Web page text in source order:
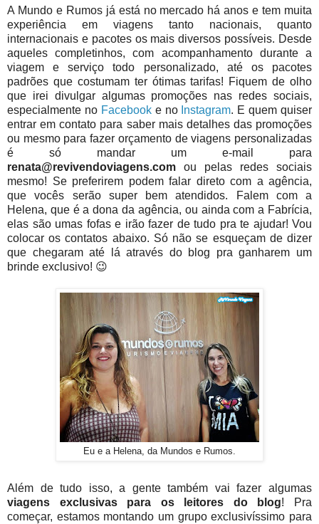
A Mundo e Rumos já está no mercado há anos e tem muita
experiência em viagens tanto nacionais, quanto
internacionais e pacotes os mais diversos possíveis. Desde
aqueles completinhos, com acompanhamento durante a
viagem e serviço todo personalizado, até os pacotes
padrões que costumam ter ótimas tarifas! Fiquem de olho
que irei divulgar algumas promoções nas redes sociais,
especialmente no Facebook e no Instagram. E quem quiser
entrar em contato para saber mais detalhes das promoções
ou mesmo para fazer orçamento de viagens personalizadas
é só mandar um e-mail para
renata@revivendoviagens.com ou pelas redes sociais
mesmo! Se preferirem podem falar direto com a agência,
que vocês serão super bem atendidos. Falem com a
Helena, que é a dona da agência, ou ainda com a Fabrícia,
elas são umas fofas e irão fazer de tudo pra te ajudar! Vou
colocar os contatos abaixo. Só não se esqueçam de dizer
que chegaram até lá através do blog pra ganharem um
brinde exclusivo! 😉
Eu e a Helena, da Mundos e Rumos.
Além de tudo isso, a gente também vai fazer algumas
viagens exclusivas para os leitores do blog! Pra
começar, estamos montando um grupo exclusivíssimo para